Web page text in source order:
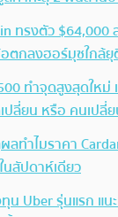
ทรงตัว $64,000
ตกลงฮอร์มุซใกล้
ทำจุดสูงสุดใหม่
ปลี่ยน หรือ คนเปลี่
ลทำไมราคา
นสัปดาห์เดียว
น Uber รุ่นแรก แน